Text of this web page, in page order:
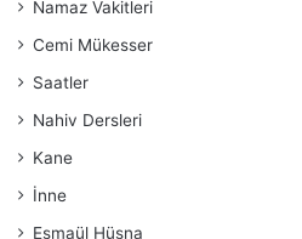
Namaz Vakitleri
Cemi Mükesser
Saatler
Nahiv Dersleri
Kane
İnne
Esmaül Hüsna